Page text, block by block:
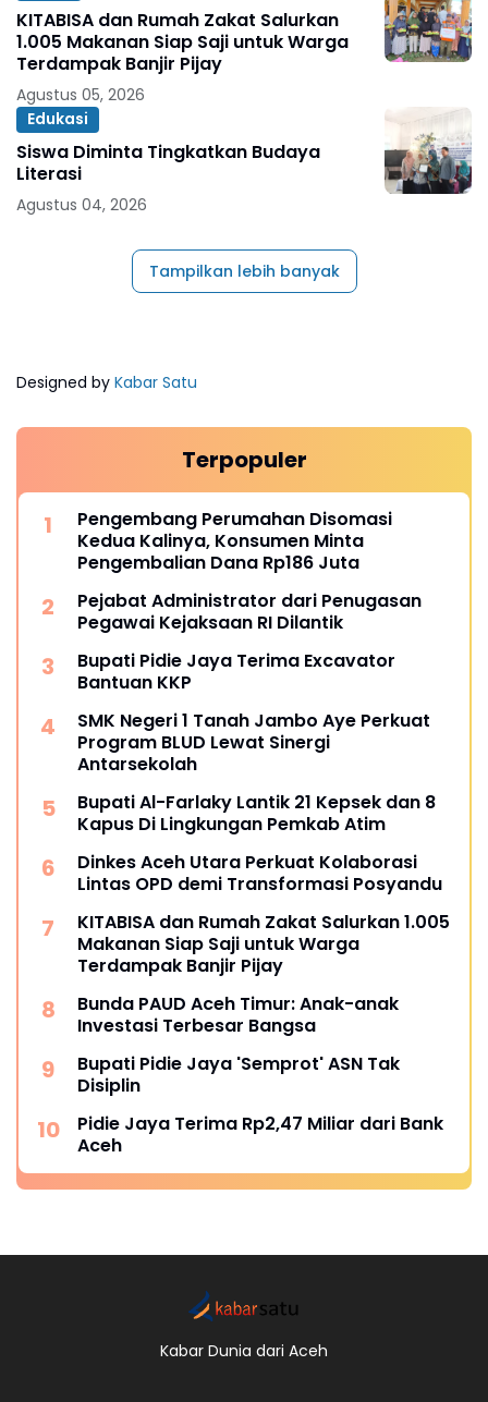
KITABISA dan Rumah Zakat Salurkan
1.005 Makanan Siap Saji untuk Warga
Terdampak Banjir Pijay
Agustus 05, 2026
Edukasi
Siswa Diminta Tingkatkan Budaya
Literasi
Agustus 04, 2026
Tampilkan lebih banyak
Designed by Kabar Satu
Terpopuler
Pengembang Perumahan Disomasi
Kedua Kalinya, Konsumen Minta
Pengembalian Dana Rp186 Juta
Pejabat Administrator dari Penugasan
Pegawai Kejaksaan RI Dilantik
Bupati Pidie Jaya Terima Excavator
Bantuan KKP
SMK Negeri 1 Tanah Jambo Aye Perkuat
Program BLUD Lewat Sinergi
Antarsekolah
Bupati Al-Farlaky Lantik 21 Kepsek dan 8
Kapus Di Lingkungan Pemkab Atim
Dinkes Aceh Utara Perkuat Kolaborasi
Lintas OPD demi Transformasi Posyandu
KITABISA dan Rumah Zakat Salurkan 1.005
Makanan Siap Saji untuk Warga
Terdampak Banjir Pijay
Bunda PAUD Aceh Timur: Anak-anak
Investasi Terbesar Bangsa
Bupati Pidie Jaya 'Semprot' ASN Tak
Disiplin
Pidie Jaya Terima Rp2,47 Miliar dari Bank
Aceh
Kabar Dunia dari Aceh